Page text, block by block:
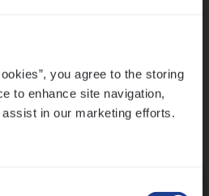
you agree to the storing
to enhance site navigation,
in our marketing efforts.